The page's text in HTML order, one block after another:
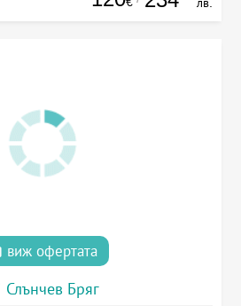
виж офертата
Слънчев Бряг